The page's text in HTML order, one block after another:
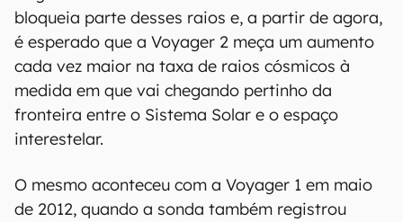
bloqueia parte desses raios e, a partir de agora,
é esperado que a Voyager 2 meça um aumento
cada vez maior na taxa de raios cósmicos à
medida em que vai chegando pertinho da
fronteira entre o Sistema Solar e o espaço
interestelar.
O mesmo aconteceu com a Voyager 1 em maio
de 2012, quando a sonda também registrou